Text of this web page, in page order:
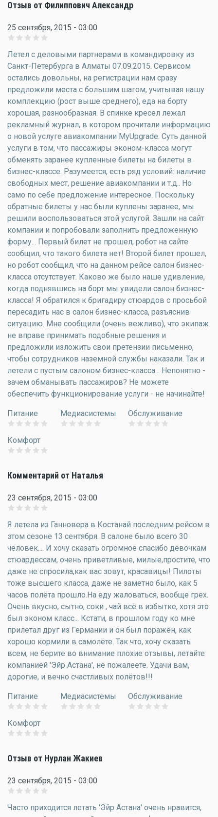
Отзыв от Филиппович Александр
25 сентября, 2015 - 03:00
Летел с деловыми партнерами в командировку из
Санкт-Петербурга в Алматы 07.09.2015. Сервисом
остались довольны, на регистрации нам сразу
предложили места с большим шагом, учитывая нашу
комплекцию (рост выше среднего), еда на борту
хорошая, разнообразная. В спинке кресел лежал
рекламный журнал, в котором прочитали информацию
о новой услуге авиакомпании MyUpgrade. Суть данной
услуги в том, что пассажиры эконом-класса могут
обменять заранее купленные билеты на билеты в
бизнес-классе. Разумеется, есть ряд условий: наличие
свободных мест, решение авиакомпании и т.д.. Но
само по себе предложение интересное. Поскольку
обратные билеты у нас были куплены заранее, мы
решили воспользоваться этой услугой. Зашли на сайт
компании и попробовали заполнить предложенную
форму... Первый билет не прошел, робот на сайте
сообщил, что такого билета нет! Второй билет прошел,
но робот сообщил, что на данном рейсе салон бизнес-
класса отсутствует. Каково же было наше удивление,
когда поднявшись на борт мы увидели салон бизнес-
класса! Я обратился к бригадиру стюардов с просьбой
пересадить нас в салон бизнес-класса, разъяснив
ситуацию. Мне сообщили (очень вежливо), что экипаж
не вправе принимать подобные решения и
предложили изложить свои претензии письменно,
чтобы сотрудников наземной службы наказали. Так и
летели с пустым салоном бизнес-класса... Непонятно -
зачем обманывать пассажиров? Не можете
обеспечить функционирование услуги - не начинайте!
Питание Медиасистемы Обслуживание
Комфорт
Комментарий от Наталья
23 сентября, 2015 - 03:00
Я летела из Ганновера в Костанай последним рейсом в
этом сезоне 13 сентября. В салоне было всего 30
человек.... И хочу сказать огромное спасибо девочкам
стюардессам, очень приветливые, милые,простите, что
даже не спросила,как вас зовут, красавицы! Пилоты
тоже высшего класса, даже не заметно было, как 5
часов полёта прошло.На еду жаловаться, вообще грех.
Очень вкусно, сытно, соки , чай всё в избытке, хотя это
был эконом класс... Кстати, в прошлом году ко мне
прилетал друг из Германии и он был поражён, как
хорошо кормили в самолёте. Так что, хочу сказать
всем, не берите во внимание плохие отзывы, летайте
компанией 'Эйр Астана', не пожалеете. Удачи вам,
дорогие, и вечно счастливых полётов!!!
Питание Медиасистемы Обслуживание
Комфорт
Отзыв от Нурлан Жакиев
23 сентября, 2015 - 03:00
Часто приходится летать 'Эйр Астана' очень нравится,